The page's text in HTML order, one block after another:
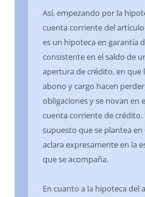
Así, empezando por la
cuenta corriente del
es un hipoteca en garantía
consistente en el saldo de
apertura de crédito, en que
abono y cargo hacen
obligaciones y se novan en
cuenta corriente de crédito.
supuesto que se plantea en
aclara expresamente en la
que se acompaña.
En cuanto a la hipoteca del